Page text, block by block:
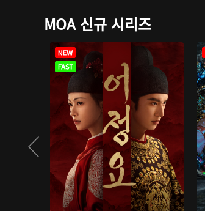
MOA 신규 시리즈